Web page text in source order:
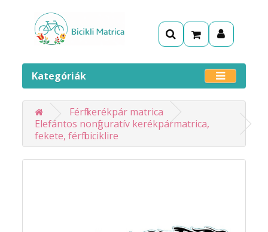
Kategóriák
Férfi kerékpár matrica
Elefántos nonfiguratív kerékpármatrica,
fekete, férfi biciklire